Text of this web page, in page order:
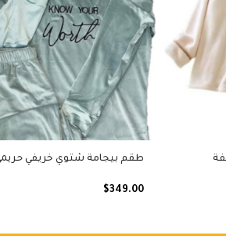
طقم بيجامة شتوي خريفي
مريح للبيت والنوم، مثالي
$349.00